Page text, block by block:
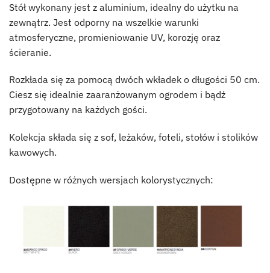
Stół wykonany jest z aluminium, idealny do użytku na
zewnątrz. Jest odporny na wszelkie warunki
atmosferyczne, promieniowanie UV, korozję oraz
ścieranie.
Rozkłada się za pomocą dwóch wkładek o długości 50 cm.
Ciesz się idealnie zaaranżowanym ogrodem i bądź
przygotowany na każdych gości.
Kolekcja składa się z sof, leżaków, foteli, stołów i stolików
kawowych.
Dostępne w różnych wersjach kolorystycznych: